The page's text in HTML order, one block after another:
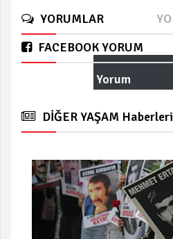
YORUMLAR
FACEBOOK YORUM
Yorum
DİĞER YAŞAM Haberleri